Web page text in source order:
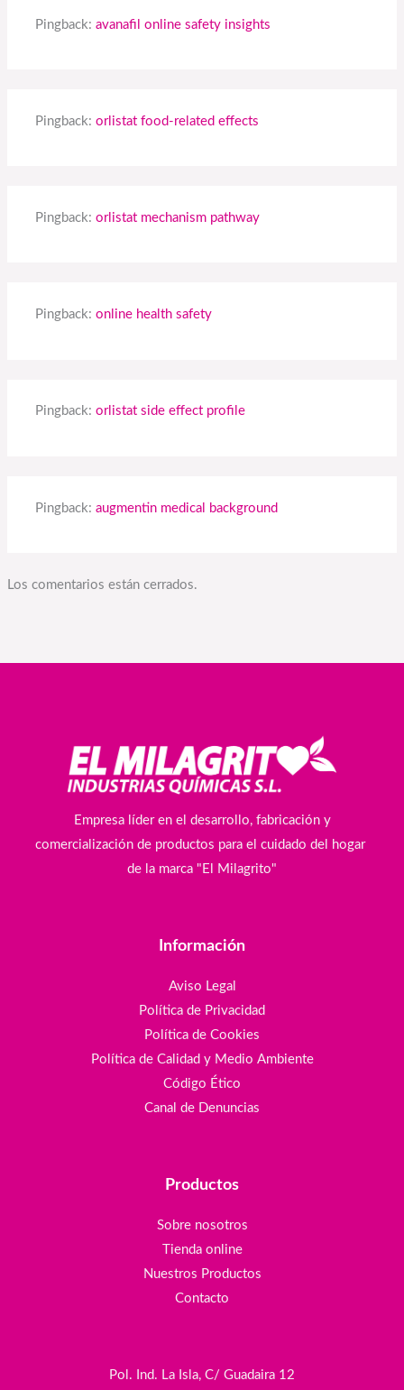
Pingback:avanafil online safety insights
Pingback:orlistat food‑related effects
Pingback:orlistat mechanism pathway
Pingback:online health safety
Pingback:orlistat side effect profile
Pingback:augmentin medical background
Los comentarios están cerrados.
Empresa líder en el desarrollo, fabricación y
comercialización de productos para el cuidado del hogar
de la marca "El Milagrito"
Información
Aviso Legal
Política de Privacidad
Política de Cookies
Política de Calidad y Medio Ambiente
Código Ético
Canal de Denuncias
Productos
Sobre nosotros
Tienda online
Nuestros Productos
Contacto
Pol. Ind. La Isla, C/ Guadaira 12